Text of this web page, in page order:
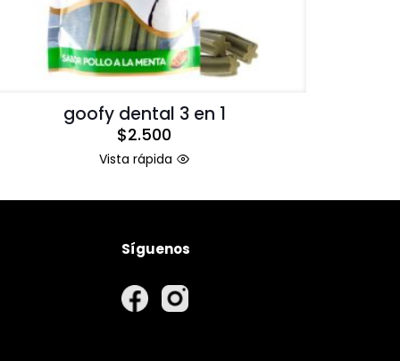
goofy dental 3 en 1
$2.500
Vista rápida
Síguenos